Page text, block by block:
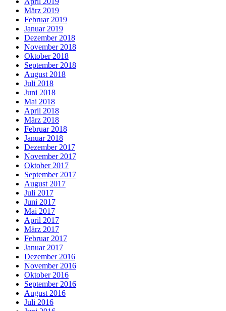
März 2019
Februar 2019
Januar 2019
Dezember 2018
November 2018
Oktober 2018
September 2018
August 2018
Juli 2018
Juni 2018
Mai 2018
April 2018
März 2018
Februar 2018
Januar 2018
Dezember 2017
November 2017
Oktober 2017
September 2017
August 2017
Juli 2017
Juni 2017
Mai 2017
April 2017
März 2017
Februar 2017
Januar 2017
Dezember 2016
November 2016
Oktober 2016
September 2016
August 2016
Juli 2016